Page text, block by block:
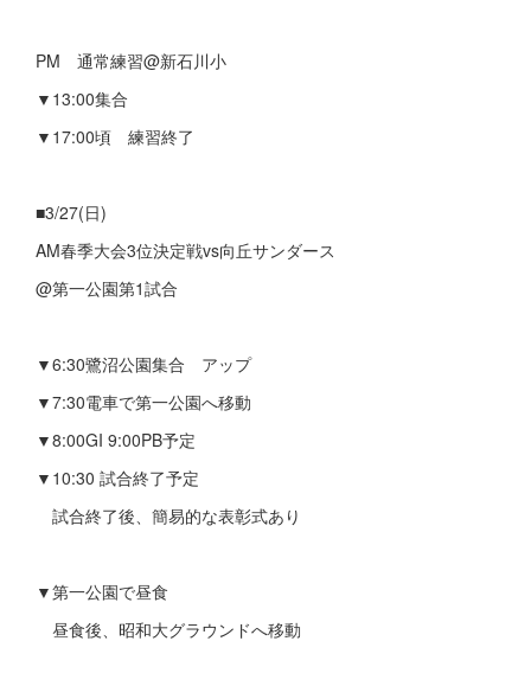
PM 通常練習@新石川小
▼13:00集合
▼17:00頃 練習終了
■3/27(日)
AM春季大会3位決定戦vs向丘サンダース
@第一公園第1試合
▼6:30鷺沼公園集合 アップ
▼7:30電車で第一公園へ移動
▼8:00GI 9:00PB予定
▼10:30 試合終了予定
試合終了後、簡易的な表彰式あり
▼第一公園で昼食
昼食後、昭和大グラウンドへ移動